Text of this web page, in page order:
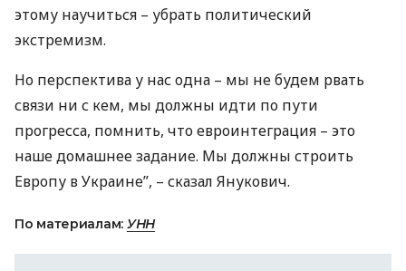
этому научиться – убрать политический
экстремизм.
Но перспектива у нас одна – мы не будем рвать
связи ни с кем, мы должны идти по пути
прогресса, помнить, что евроинтеграция – это
наше домашнее задание. Мы должны строить
Европу в Украине”, – сказал Янукович.
По материалам: УНН